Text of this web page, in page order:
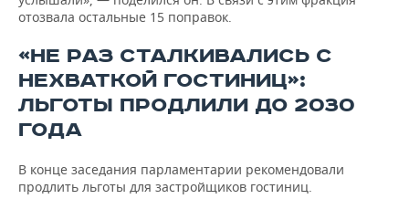
отозвала остальные 15 поправок.
«НЕ РАЗ СТАЛКИВАЛИСЬ С
НЕХВАТКОЙ ГОСТИНИЦ»:
ЛЬГОТЫ ПРОДЛИЛИ ДО 2030
ГОДА
В конце заседания парламентарии рекомендовали
продлить льготы для застройщиков гостиниц.